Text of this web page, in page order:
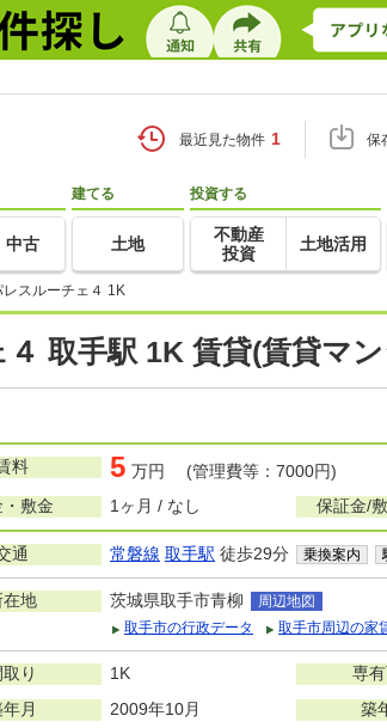
最近見た物件 1 保
中古
建てる
土地
投資する
不動産
投資
土地活用
レスルーチェ４ 1K
取手駅 1K 賃貸(賃貸マ
料 5 万円 (管理費等：7000円)
敷金
1ヶ月 / なし 保証金/
通 常磐線 取手駅 徒歩29分 乗換案内
在地 茨城県取手市青柳
周辺地図
取手市の行政データ
取手市周辺の家
取り 1K 専
月 2009年10月 築